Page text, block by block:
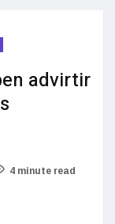
advirtir
4 minute read